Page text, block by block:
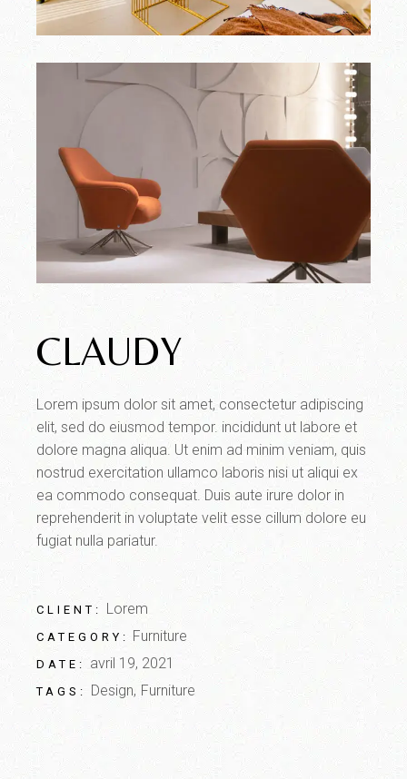
CLAUDY
Lorem ipsum dolor sit amet, consectetur adipiscing
elit, sed do eiusmod tempor. incididunt ut labore et
dolore magna aliqua. Ut enim ad minim veniam, quis
nostrud exercitation ullamco laboris nisi ut aliqui ex
ea commodo consequat. Duis aute irure dolor in
reprehenderit in voluptate velit esse cillum dolore eu
fugiat nulla pariatur.
CLIENT: Lorem
CATEGORY: Furniture
DATE: avril 19, 2021
TAGS: Design Furniture